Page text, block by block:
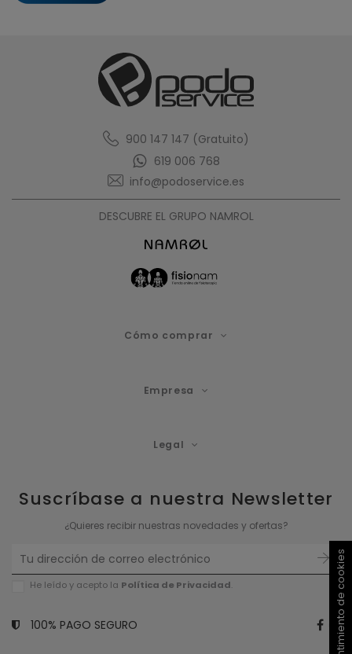
900 147 147 (Gratuito)
619 006 768
info@podoservice.es
DESCUBRE EL GRUPO NAMROL
Cómo comprar
Empresa
Legal
Suscríbase a nuestra Newsletter
¿Quieres recibir nuestras novedades y ofertas?
He leído y acepto la Política de Privacidad.
100% PAGO SEGURO Consentimiento de cookies